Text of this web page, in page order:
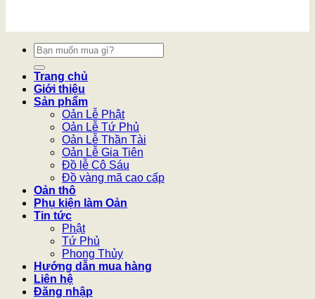
Tìm
kiếm:
Trang chủ
Giới thiệu
Sản phẩm
Oản Lễ Phật
Oản Lễ Tứ Phủ
Oản Lễ Thần Tài
Oản Lễ Gia Tiên
Đồ lễ Cô Sáu
Đồ vàng mã cao cấp
Oản thô
Phụ kiện làm Oản
Tin tức
Phật
Tứ Phủ
Phong Thủy
Hướng dẫn mua hàng
Liên hệ
Đăng nhập